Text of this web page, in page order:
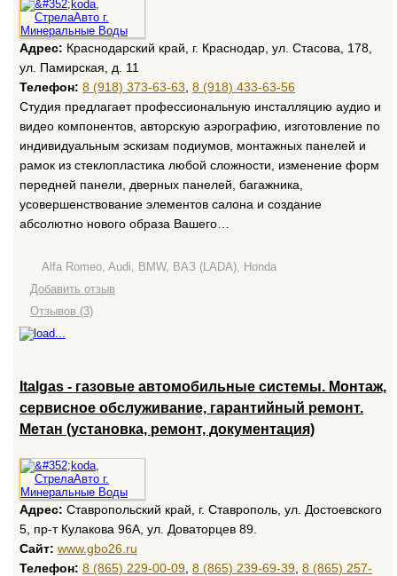
Адрес: Краснодарский край, г. Краснодар, ул. Стасова, 178,
ул. Памирская, д. 11
Телефон: 8 (918) 373-63-63 8 (918) 433-63-56
Студия предлагает профессиональную инсталляцию аудио и
видео компонентов, авторскую аэрографию, изготовление по
индивидуальным эскизам подиумов, монтажных панелей и
рамок из стеклопластика любой сложности, изменение форм
передней панели, дверных панелей, багажника,
усовершенствование элементов салона и создание
абсолютно нового образа Вашего…
Alfa Romeo, Audi, BMW, ВАЗ (LADA), Honda
Добавить отзыв
Отзывов (3)
Italgas - газовые автомобильные системы. Монтаж,
сервисное обслуживание, гарантийный ремонт.
Метан (установка, ремонт, документация)
Адрес: Ставропольский край, г. Ставрополь, ул. Достоевского
5, пр-т Кулакова 96А, ул. Доваторцев 89.
Сайт: www.gbo26.ru
Телефон: 8 (865) 229-00-09 8 (865) 239-69-39 8 (865) 257-